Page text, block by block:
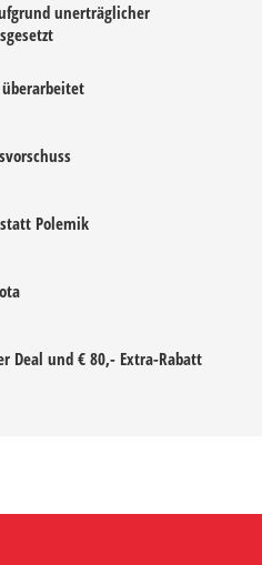
unerträglicher
überarbeitet
Polemik
Deal und € 80,- Extra-Rabatt